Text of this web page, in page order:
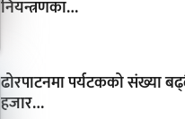
नियन्त्रणका…
ढोरपाटनमा पर्यटकको संख्या
हजार…